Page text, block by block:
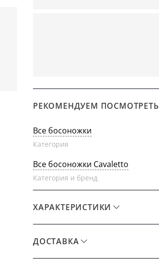
РЕКОМЕНДУЕМ ПОСМОТРЕТЬ
Все босоножки
Категория
Все босоножки Cavaletto
Категория и бренд
ХАРАКТЕРИСТИКИ
ДОСТАВКА